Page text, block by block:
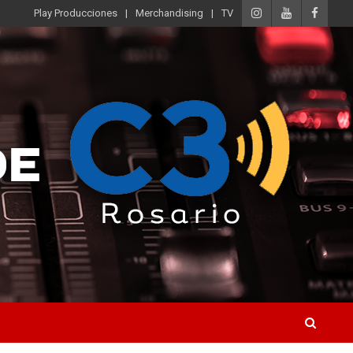
Play Producciones Merchandising TV